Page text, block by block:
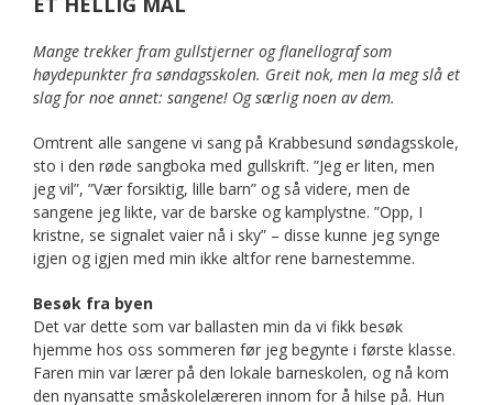
Mange trekker fram gullstjerner og flanellograf som
høydepunkter fra søndagsskolen. Greit nok, men la meg slå et
slag for noe annet: sangene! Og særlig noen av dem.
Omtrent alle sangene vi sang på Krabbesund søndagsskole,
sto i den røde sangboka med gullskrift. ”Jeg er liten, men
jeg vil”, ”Vær forsiktig, lille barn” og så videre, men de
sangene jeg likte, var de barske og kamplystne. ”Opp, I
kristne, se signalet vaier nå i sky” – disse kunne jeg synge
igjen og igjen med min ikke altfor rene barnestemme.
Besøk fra byen
Det var dette som var ballasten min da vi fikk besøk
hjemme hos oss sommeren før jeg begynte i første klasse.
Faren min var lærer på den lokale barneskolen, og nå kom
den nyansatte småskolelæreren innom for å hilse på. Hun